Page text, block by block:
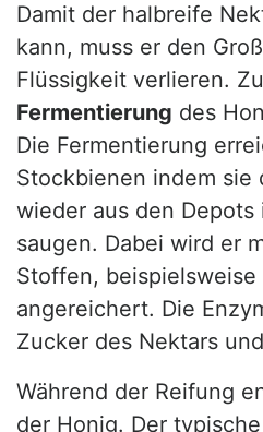
Damit der halbreife
kann, muss er den
Flüssigkeit verlieren.
Fermentierung des
Die Fermentierung
Stockbienen indem sie
wieder aus den
saugen. Dabei wird er
Stoffen, beispielsweise
angereichert. Die
Zucker des Nektars
Während der Reifung
der Honig. Der